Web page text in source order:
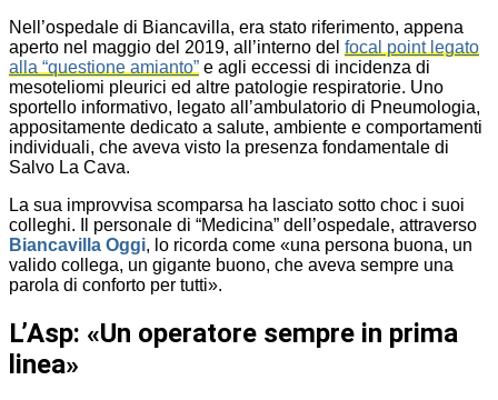
Nell’ospedale di Biancavilla, era stato riferimento, appena
aperto nel maggio del 2019, all’interno del focal point legato
alla “questione amianto” e agli eccessi di incidenza di
mesoteliomi pleurici ed altre patologie respiratorie. Uno
sportello informativo, legato all’ambulatorio di Pneumologia,
appositamente dedicato a salute, ambiente e comportamenti
individuali, che aveva visto la presenza fondamentale di
Salvo La Cava.
La sua improvvisa scomparsa ha lasciato sotto choc i suoi
colleghi. Il personale di “Medicina” dell’ospedale, attraverso
Biancavilla Oggi, lo ricorda come «una persona buona, un
valido collega, un gigante buono, che aveva sempre una
parola di conforto per tutti».
L’Asp: «Un operatore sempre in prima
linea»